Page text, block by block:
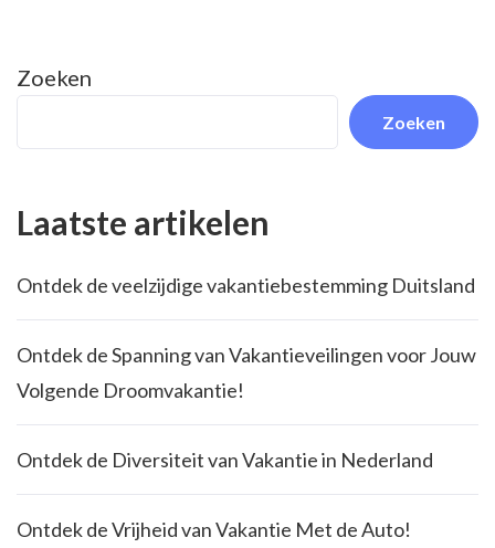
Zoeken
Zoeken
Laatste artikelen
Ontdek de veelzijdige vakantiebestemming Duitsland
Ontdek de Spanning van Vakantieveilingen voor Jouw
Volgende Droomvakantie!
Ontdek de Diversiteit van Vakantie in Nederland
Ontdek de Vrijheid van Vakantie Met de Auto!